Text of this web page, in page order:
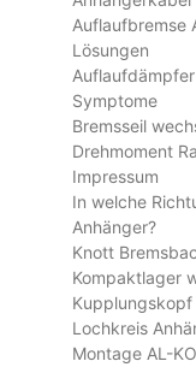
Auflaufbremse
Lösungen
Symptome
Bremsseil
Drehmoment
Impressum
In welche
Anhänger?
Knott
Kompaktlager
Kupplungskopf
Lochkreis
Montage AL-